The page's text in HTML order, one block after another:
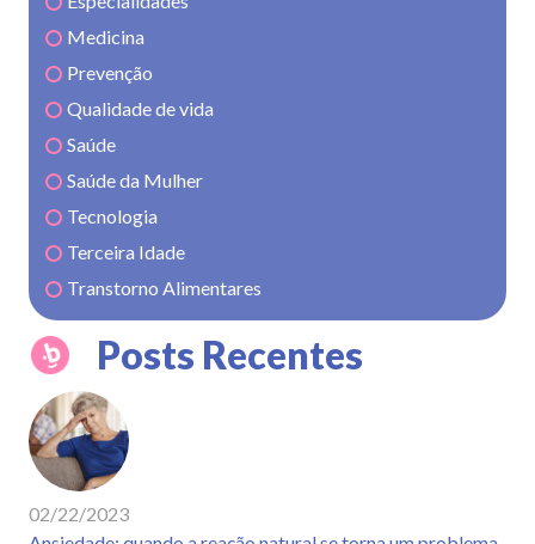
Medicina
Prevenção
Qualidade de vida
Saúde
Saúde da Mulher
Tecnologia
Terceira Idade
Transtorno Alimentares
Posts Recentes
02/22/2023